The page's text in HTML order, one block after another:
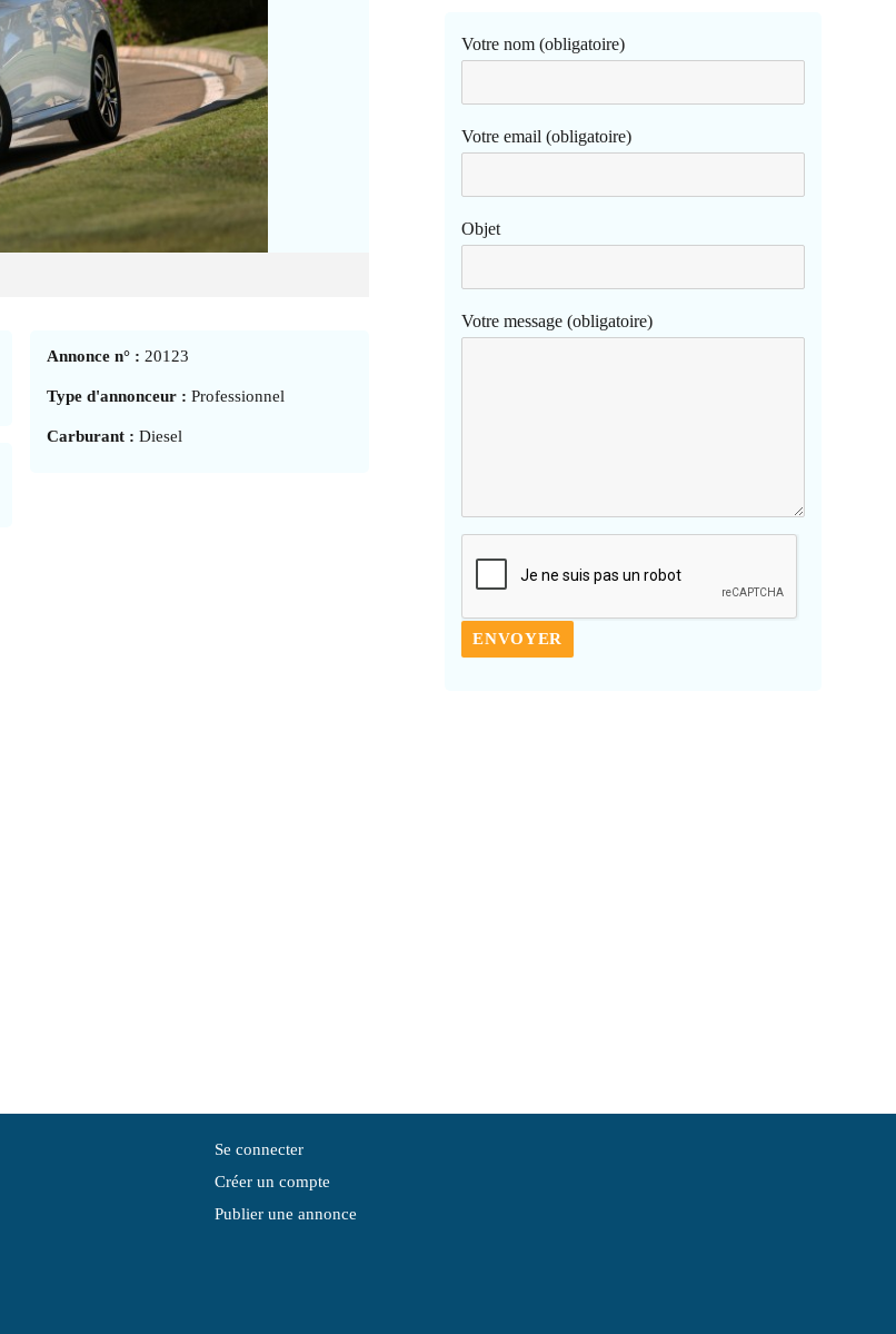
Annonce n° : 20123
Type d'annonceur : Professionnel
Carburant : Diesel
Votre nom (obligatoire)
Votre email (obligatoire)
Objet
Votre message (obligatoire)
Se connecter
Créer un compte
Publier une annonce